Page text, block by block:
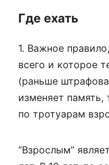
Где ехать
1. Важное
всего и которое
(раньше
изменяет память,
по тротуарам
“Взрослым”